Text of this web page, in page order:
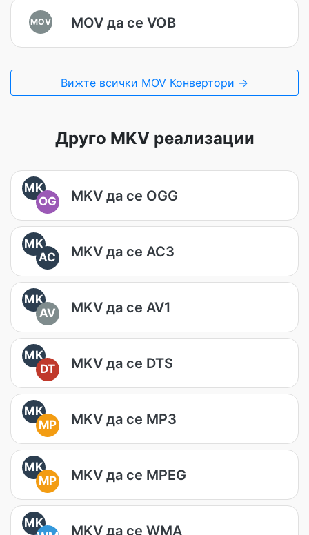
MOV MOV да се VOB
Вижте всички MOV Конвертори →
Друго MKV реализации
MK
OG
MKV да се OGG
MK
AC
MKV да се AC3
MK
AV
MKV да се AV1
MK
DT
MKV да се DTS
MK
MP
MKV да се MP3
MK
MP
MKV да се MPEG
MK
MKV да се WMA